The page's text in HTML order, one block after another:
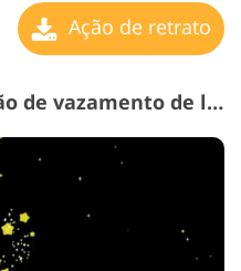
Ação de retrato
Vídeo grátis sobreposição de vazamento de luz # 16 "Celestial Spheres"